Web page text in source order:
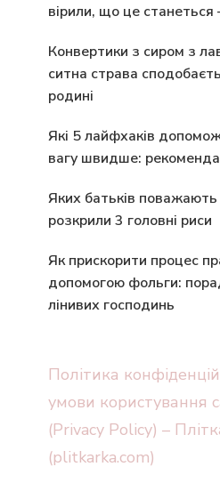
вірили, що це станеться
Конвертики з сиром з
ситна страва
родині
Які 5 лайфхаків
вагу швидше:
Яких батьків поважають
розкрили 3 головні риси
Як прискорити процес
допомогою фольги:
лінивих господинь
Політика
умови користування
(Privacy Policy) –
(plitkarka.com)